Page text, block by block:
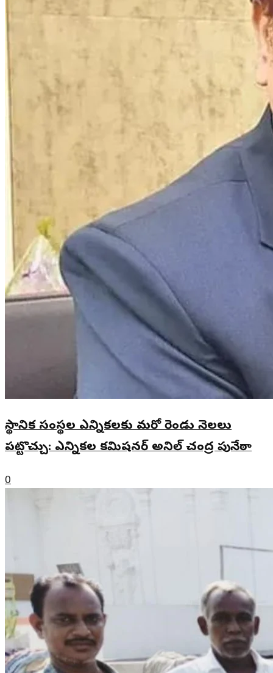
స్థానిక సంస్థల ఎన్నికలకు మరో రెండు నెలలు
పట్టొచ్చు: ఎన్నికల కమిషనర్ అనిల్ చంద్ర పునేఠా
0